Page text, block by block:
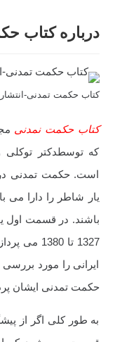
درباره کتاب
کتاب حکمت تمدنی-
کتاب حکمت نمدنی
که توسطدکتر توکلی
است. حکمت تمدنی
یار شاطر را دارا می
باشند. در قسمت اول
1327 تا
ایرانی را مورد
حکمت تمدنی ایشان
به طور کلی اگر از